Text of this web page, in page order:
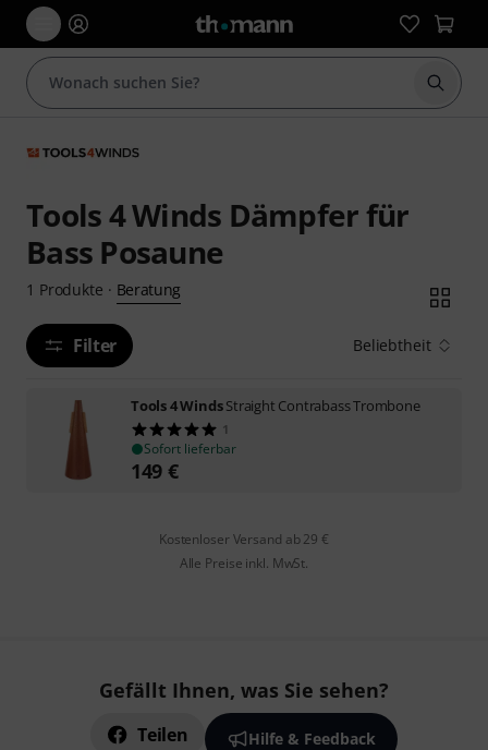
Suche
Tools 4 Winds Dämpfer für
Bass Posaune
1 Produkte · Beratung
Filter Beliebtheit
Tools 4 WindsStraight Contrabass Trombone
1
Sofort lieferbar
149 €
Kostenloser Versand ab 29 €
Alle Preise inkl. MwSt.
Gefällt Ihnen, was Sie sehen?
Teilen Hilfe & Feedback